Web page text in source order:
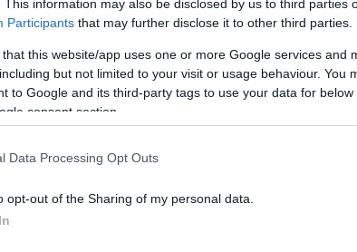
This information may also be disclosed by us to third parties
Participants that may further disclose it to other third parties.
that this website/app uses one or more Google services and
but not limited to your visit or usage behaviour. You
to Google and its third-party tags to use your data for
consent section.
Data Processing Opt Outs
opt-out of the Sharing of my personal data.
εργαλείο για να τροφοδοτήσει την
τους έντονους ρυθμούς που